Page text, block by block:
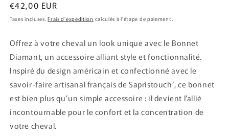
Prix
habituel
€42,00 EUR
Taxes incluses.Frais d'expédition calculés à l'étape de paiement.
Offrez à votre cheval un look unique avec le Bonnet
Diamant, un accessoire alliant style et fonctionnalité.
Inspiré du design américain et confectionné avec le
savoir-faire artisanal français de Sapristouch’, ce bonnet
est bien plus qu’un simple accessoire : il devient l’allié
incontournable pour le confort et la concentration de
votre cheval.